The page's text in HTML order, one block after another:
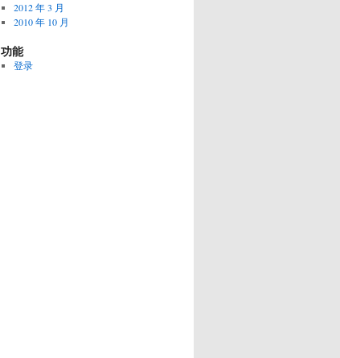
2012 年 3 月
2010 年 10 月
功能
登录